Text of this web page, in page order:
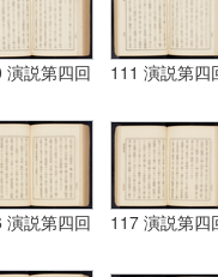
演説第四回 111 演説第四
演説第四回 117 演説第四